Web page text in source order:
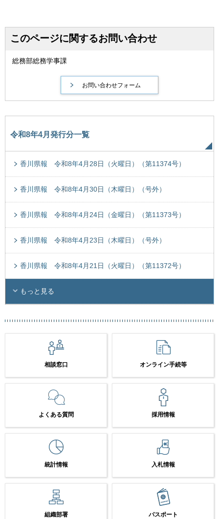
このページに関するお問い合わせ
総務部総務学事課
令和8年4月発行分一覧
香川県報 令和8年4月28日（火曜日）（第11374号）
香川県報 令和8年4月30日（木曜日）（号外）
香川県報 令和8年4月24日（金曜日）（第11373号）
香川県報 令和8年4月23日（木曜日）（号外）
香川県報 令和8年4月21日（火曜日）（第11372号）
もっと見る
相談窓口 オンライン手続等
よくある質問 採用情報
統計情報 入札情報
組織部署 パスポート